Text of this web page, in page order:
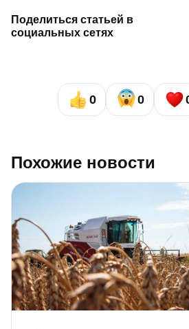
Поделиться статьей в
социальных сетях
0 0
Похожие новости